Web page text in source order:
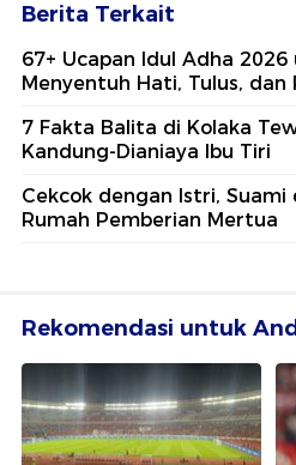
Berita Terkait
67+ Ucapan Idul Adha
Menyentuh Hati, Tulus, dan
7 Fakta Balita di Kolaka
Kandung-Dianiaya Ibu Tiri
Cekcok dengan Istri, Suami
Rumah Pemberian Mertua
Rekomendasi untuk